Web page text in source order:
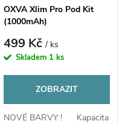
OXVA Xlim Pro Pod Kit
(1000mAh)
499 Kč/ ks
Skladem 1 ks
ZOBRAZIT
NOVÉ BARVY ! Kapacita